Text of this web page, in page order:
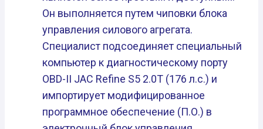
Он выполняется путем чиповки блока
управления силового агрегата.
Специалист подсоединяет специальный
компьютер к диагностическому порту
OBD-II JAC Refine S5 2.0T (176 л.с.) и
импортирует модифицированное
программное обеспечение (П.О.) в